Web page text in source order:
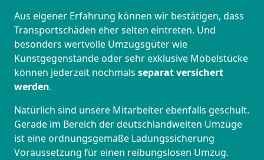
Aus eigener Erfahrung können wir bestätigen, dass
Transportschäden eher selten eintreten. Und
besonders wertvolle Umzugsgüter wie
Kunstgegenstände oder sehr exklusive Möbelstücke
können jederzeit nochmals separat versichert
werden.
Natürlich sind unsere Mitarbeiter ebenfalls geschult.
Gerade im Bereich der deutschlandweiten Umzüge
ist eine ordnungsgemäße Ladungssicherung
Voraussetzung für einen reibungslosen Umzug.